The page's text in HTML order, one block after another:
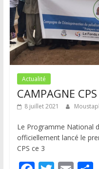
Actualité
CAMPAGNE
8 juillet 2021
Le Programme National
officiellement lancé le
CPS ce 3